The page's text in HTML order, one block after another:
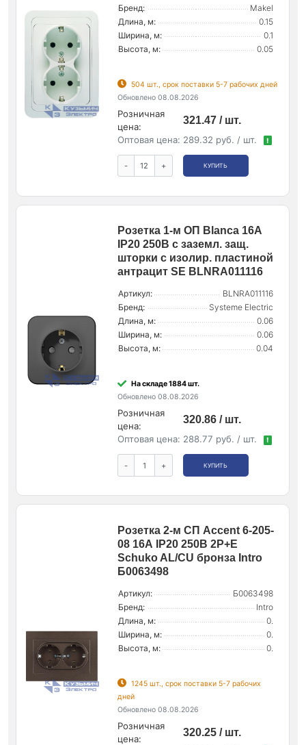
Бренд:
Makel
Длина, м:
0.15
Ширина, м:
0.1
Высота, м:
0.05
504 шт., срок поставки 5-7 рабочих дней
Обновлено 08.08.2026
Розничная
цена:
321.47 / шт.
Оптовая цена: 289.32 руб. / шт. !
- + КУПИТЬ
Розетка 1-м ОП Blanca 16А
IP20 250В с заземл. защ.
шторки с изолир. пластиной
антрацит SE BLNRA011116
Артикул:
BLNRA011116
Бренд:
Systeme Electric
Длина, м:
0.06
Ширина, м:
0.06
Высота, м:
0.04
На складе 1884 шт.
Обновлено 08.08.2026
Розничная
цена:
320.86 / шт.
Оптовая цена: 288.77 руб. / шт. !
- + КУПИТЬ
Розетка 2-м СП Accent 6-205-
08 16А IP20 250В 2P+E
Schuko AL/CU бронза Intro
Б0063498
Артикул:
Б0063498
Бренд:
Intro
Длина, м:
0.
Ширина, м:
0.
Высота, м:
0.
1245 шт., срок поставки 5-7 рабочих
дней
Обновлено 08.08.2026
Розничная
цена:
320.25 / шт.